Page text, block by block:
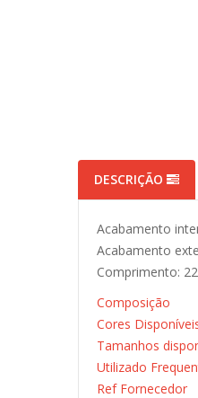
DESCRIÇÃO
Acabamento
Acabamento
Comprimento:
Composição
Cores
Tamanhos
Utilizado
Ref Fornecedor